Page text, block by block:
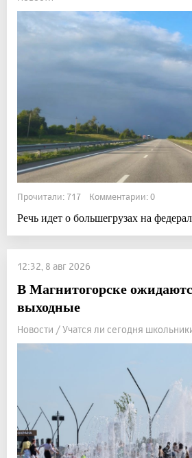
Прочитали: 717 Комментарии: 0
Речь идет о большегрузах на
12:32, 8 авг 2026
В Магнитогорске
выходные
Новости / Учатся ли сегодня